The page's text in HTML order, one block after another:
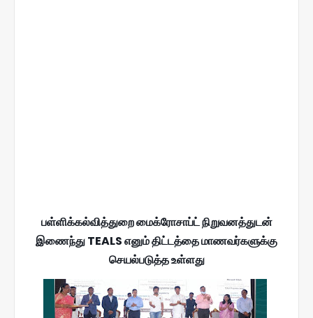
பள்ளிக்கல்வித்துறை மைக்ரோசாப்ட் நிறுவனத்துடன்
இணைந்து TEALS எனும் திட்டத்தை மாணவர்களுக்கு
செயல்படுத்த உள்ளது